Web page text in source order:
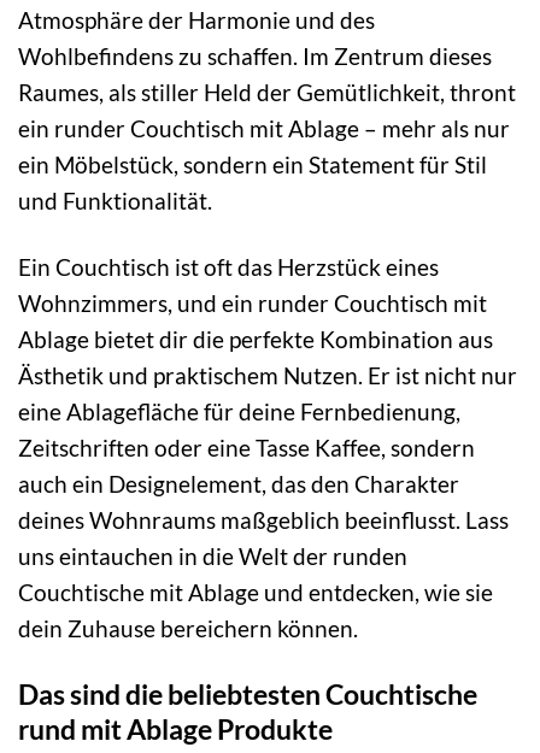
Atmosphäre der Harmonie und des
Wohlbefindens zu schaffen. Im Zentrum dieses
Raumes, als stiller Held der Gemütlichkeit, thront
ein runder Couchtisch mit Ablage – mehr als nur
ein Möbelstück, sondern ein Statement für Stil
und Funktionalität.
Ein Couchtisch ist oft das Herzstück eines
Wohnzimmers, und ein runder Couchtisch mit
Ablage bietet dir die perfekte Kombination aus
Ästhetik und praktischem Nutzen. Er ist nicht nur
eine Ablagefläche für deine Fernbedienung,
Zeitschriften oder eine Tasse Kaffee, sondern
auch ein Designelement, das den Charakter
deines Wohnraums maßgeblich beeinflusst. Lass
uns eintauchen in die Welt der runden
Couchtische mit Ablage und entdecken, wie sie
dein Zuhause bereichern können.
Das sind die beliebtesten Couchtische
rund mit Ablage Produkte